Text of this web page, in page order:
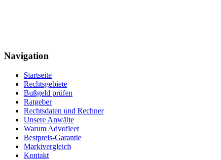
Navigation
Startseite
Rechtsgebiete
Bußgeld prüfen
Ratgeber
Rechtsdaten und Rechner
Unsere Anwälte
Warum Advofleet
Bestpreis-Garantie
Marktvergleich
Kontakt